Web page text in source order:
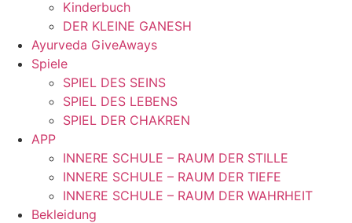
Kinderbuch
DER KLEINE GANESH
Ayurveda GiveAways
Spiele
SPIEL DES SEINS
SPIEL DES LEBENS
SPIEL DER CHAKREN
APP
INNERE SCHULE – RAUM DER STILLE
INNERE SCHULE – RAUM DER TIEFE
INNERE SCHULE – RAUM DER WAHRHEIT
Bekleidung